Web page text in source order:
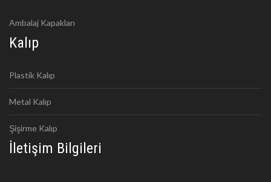
Ambalaj Kapakları
Kalıp
Plastik Kalıp
Metal Kalıp
Şişirme Kalıp
İletişim Bilgileri